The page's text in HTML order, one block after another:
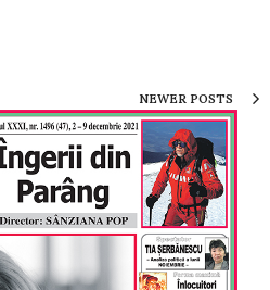
NEWER POSTS